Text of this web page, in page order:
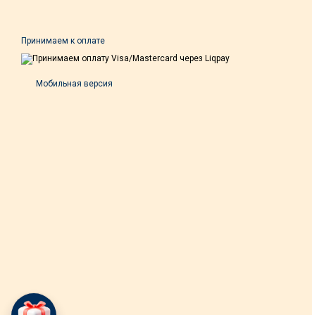
Принимаем к оплате
Мобильная версия